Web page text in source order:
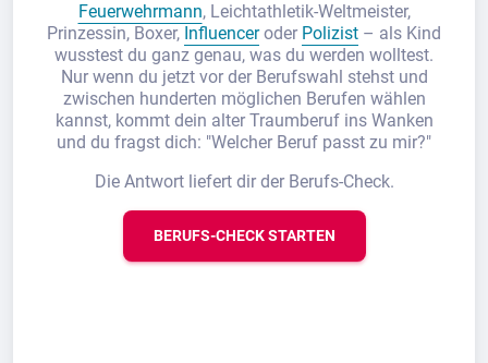
Feuerwehrmann, Leichtathletik-Weltmeister,
Prinzessin, Boxer, Influenceroder Polizist – als Kind
wusstest du ganz genau, was du werden wolltest.
Nur wenn du jetzt vor der Berufswahl stehst und
zwischen hunderten möglichen Berufen wählen
kannst, kommt dein alter Traumberuf ins Wanken
und du fragst dich: "Welcher Beruf passt zu mir?"
Die Antwort liefert dir der Berufs-Check.
BERUFS-CHECK STARTEN